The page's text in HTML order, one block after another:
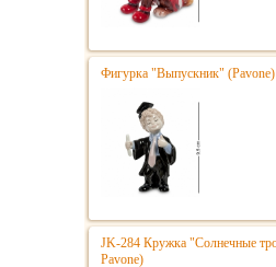
Фигурка "Выпускник"
JK-284 Кружка "Солнечные
Pavone)